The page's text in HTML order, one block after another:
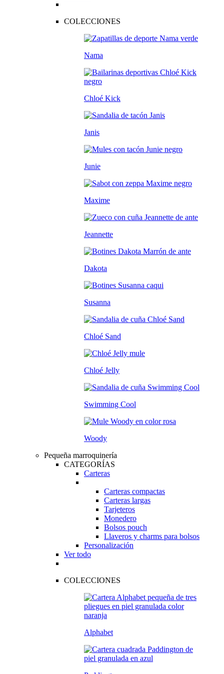
COLECCIONES
Nama
Chloé Kick
Janis
Junie
Maxime
Jeannette
Dakota
Susanna
Chloé Sand
Chloé Jelly
Swimming Cool
Woody
Pequeña marroquinería
CATEGORÍAS
Carteras
Carteras compactas
Carteras largas
Tarjeteros
Monedero
Bolsos pouch
Llaveros y charms para bolsos
Personalización
Ver todo
COLECCIONES
Alphabet